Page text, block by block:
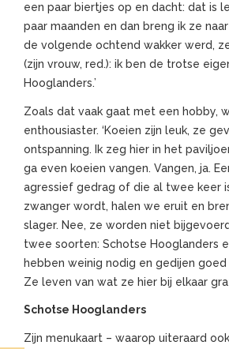
een paar biertjes op en dacht: dat is
paar maanden en dan breng ik ze
de volgende ochtend wakker werd,
(zijn vrouw, red.): ik ben de trotse
Hooglanders.’
Zoals dat vaak gaat met een hobby,
enthousiaster. ‘Koeien zijn leuk, ze
ontspanning. Ik zeg hier in het
ga even koeien vangen. Vangen, ja.
agressief gedrag of die al twee keer
zwanger wordt, halen we eruit en
slager. Nee, ze worden niet
twee soorten: Schotse Hooglanders
hebben weinig nodig en gedijen
Ze leven van wat ze hier bij elkaar
Schotse Hooglanders
Zijn menukaart – waarop uiteraard